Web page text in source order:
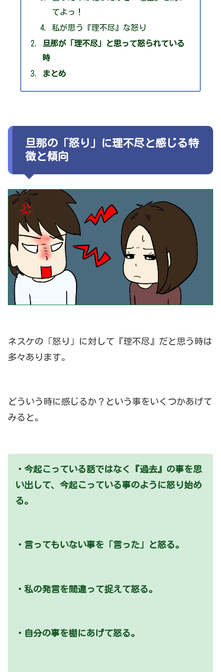
てよっ！
私が思う『理不尽』な怒り
旦那が「理不尽」と思って怒られている
時
まとめ
旦那の「怒り」に理不尽と感じる特
徴と傾向
ネスケの「怒り」に対して『理不尽』だと思う時は
多々あります。
どういう時に感じるか？という事をいくつかあげて
みると。
・今起こっている話ではなく『過去』の事を思
い出して、今起こっている事のように怒り始め
る。
・言ってもいない事を「言った」と怒る。
・私の発言を間違って捉えて怒る。
・自分の事を棚にあげて怒る。